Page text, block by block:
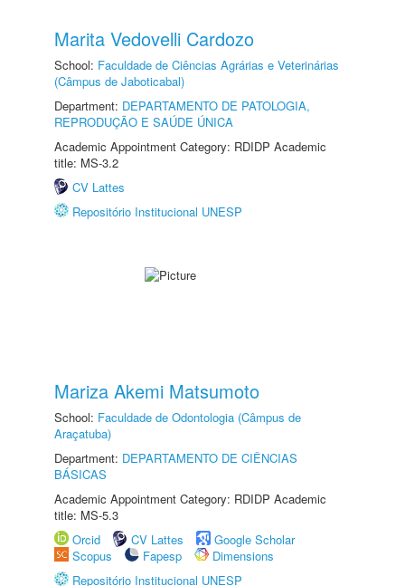
Marita Vedovelli Cardozo
School: Faculdade de Ciências Agrárias e Veterinárias
(Câmpus de Jaboticabal)
Department: DEPARTAMENTO DE PATOLOGIA,
REPRODUÇÃO E SAÚDE ÚNICA
Academic Appointment Category: RDIDP Academic
title: MS-3.2
CV Lattes
Repositório Institucional UNESP
Mariza Akemi Matsumoto
School: Faculdade de Odontologia (Câmpus de
Araçatuba)
Department: DEPARTAMENTO DE CIÊNCIAS
BÁSICAS
Academic Appointment Category: RDIDP Academic
title: MS-5.3
Orcid
CV Lattes
Google Scholar
Scopus
Fapesp
Dimensions
Repositório Institucional UNESP